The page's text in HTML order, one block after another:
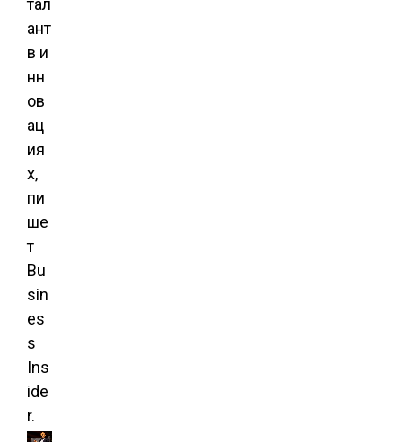
тал
ант
в и
нн
ов
ац
ия
х,
пи
ше
т
Bu
sin
es
s
Ins
ide
r.